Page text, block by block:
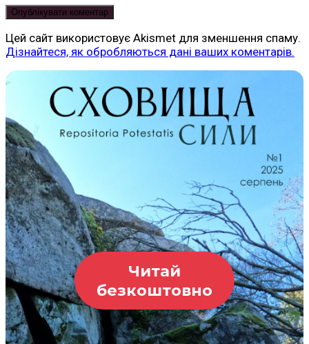
Цей сайт використовує Akismet для зменшення спаму.
Дізнайтеся, як обробляються дані ваших коментарів.
Читай
безкоштовно